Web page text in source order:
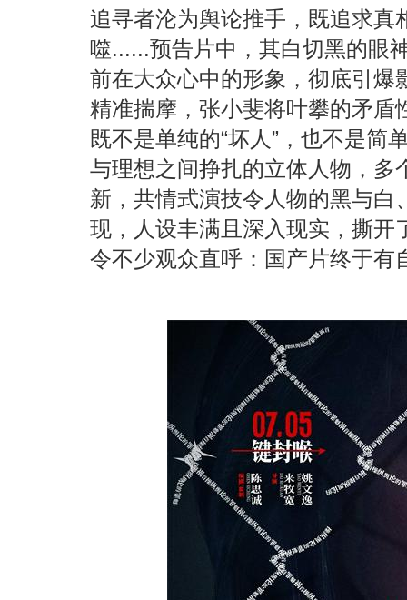
追寻者沦为舆论推手，既追求真
噬......预告片中，其白切黑的眼
前在大众心中的形象，彻底引爆
精准揣摩，张小斐将叶攀的矛盾
既不是单纯的“坏人”，也不是简
与理想之间挣扎的立体人物，多
新，共情式演技令人物的黑与白
现，人设丰满且深入现实，撕开
令不少观众直呼：国产片终于有